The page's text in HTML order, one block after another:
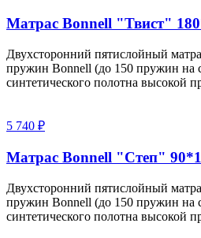
Матрас Bonnell "Твист"
Двухсторонний пятислойный
пружин Bonnell (до 150 пружин на
синтетического полотна высокой
5 740 ₽
Матрас Bonnell "Степ"
Двухсторонний пятислойный
пружин Bonnell (до 150 пружин на
синтетического полотна высокой